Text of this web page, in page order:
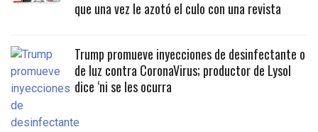
que una vez le azotó el culo con una revista
Trump promueve inyecciones de desinfectante o
de luz contra CoronaVirus; productor de Lysol
dice ‘ni se les ocurra